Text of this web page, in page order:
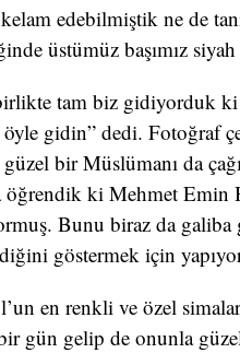
edebilmiştik ne de
üstümüz başımız
tam biz gidiyorduk
gidin” dedi. Fotoğraf
bir Müslümanı da
ki Mehmet Emin
Bunu biraz da galiba
göstermek için
en renkli ve özel
gün gelip de onunla